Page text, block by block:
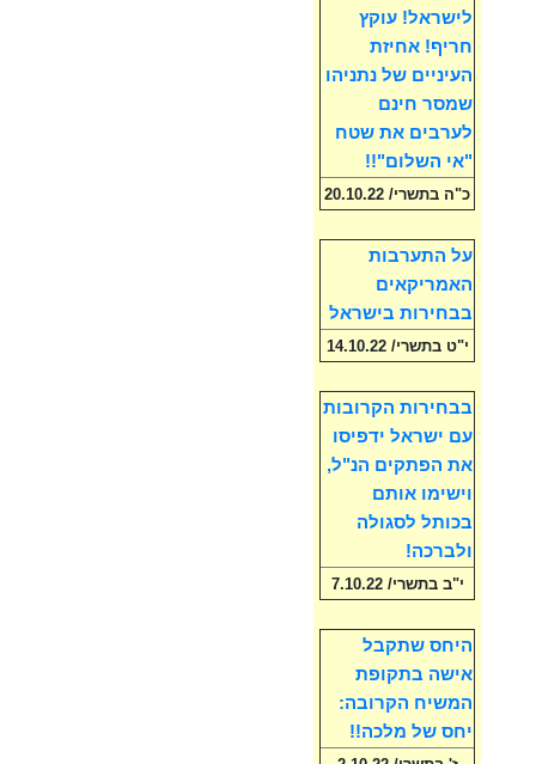
לישראל! עוקץ
חריף! אחיזת
העיניים של נתניהו
שמסר חינם
לערבים את שטח
"אי השלום"!!
כ"ה בתשרי/ 20.10.22
על התערבות
האמריקאים
בבחירות בישראל
י"ט בתשרי/ 14.10.22
בבחירות הקרובות
עם ישראל ידפיסו
את הפתקים הנ"ל,
וישימו אותם
בכותל לסגולה
ולברכה!
י"ב בתשרי/ 7.10.22
היחס שתקבל
אישה בתקופת
המשיח הקרובה:
יחס של מלכה!!